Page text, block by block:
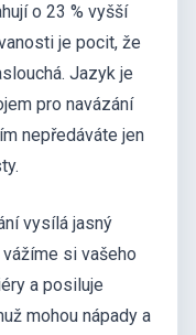
o 23 % vyšší
je pocit, že
Jazyk je
pro navázání
nepředáváte jen
vysílá jasný
si vašeho
a posiluje
mohou nápady a